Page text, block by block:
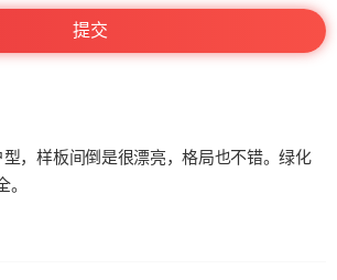
，样板间倒是很漂亮，格局也不错。绿化
。